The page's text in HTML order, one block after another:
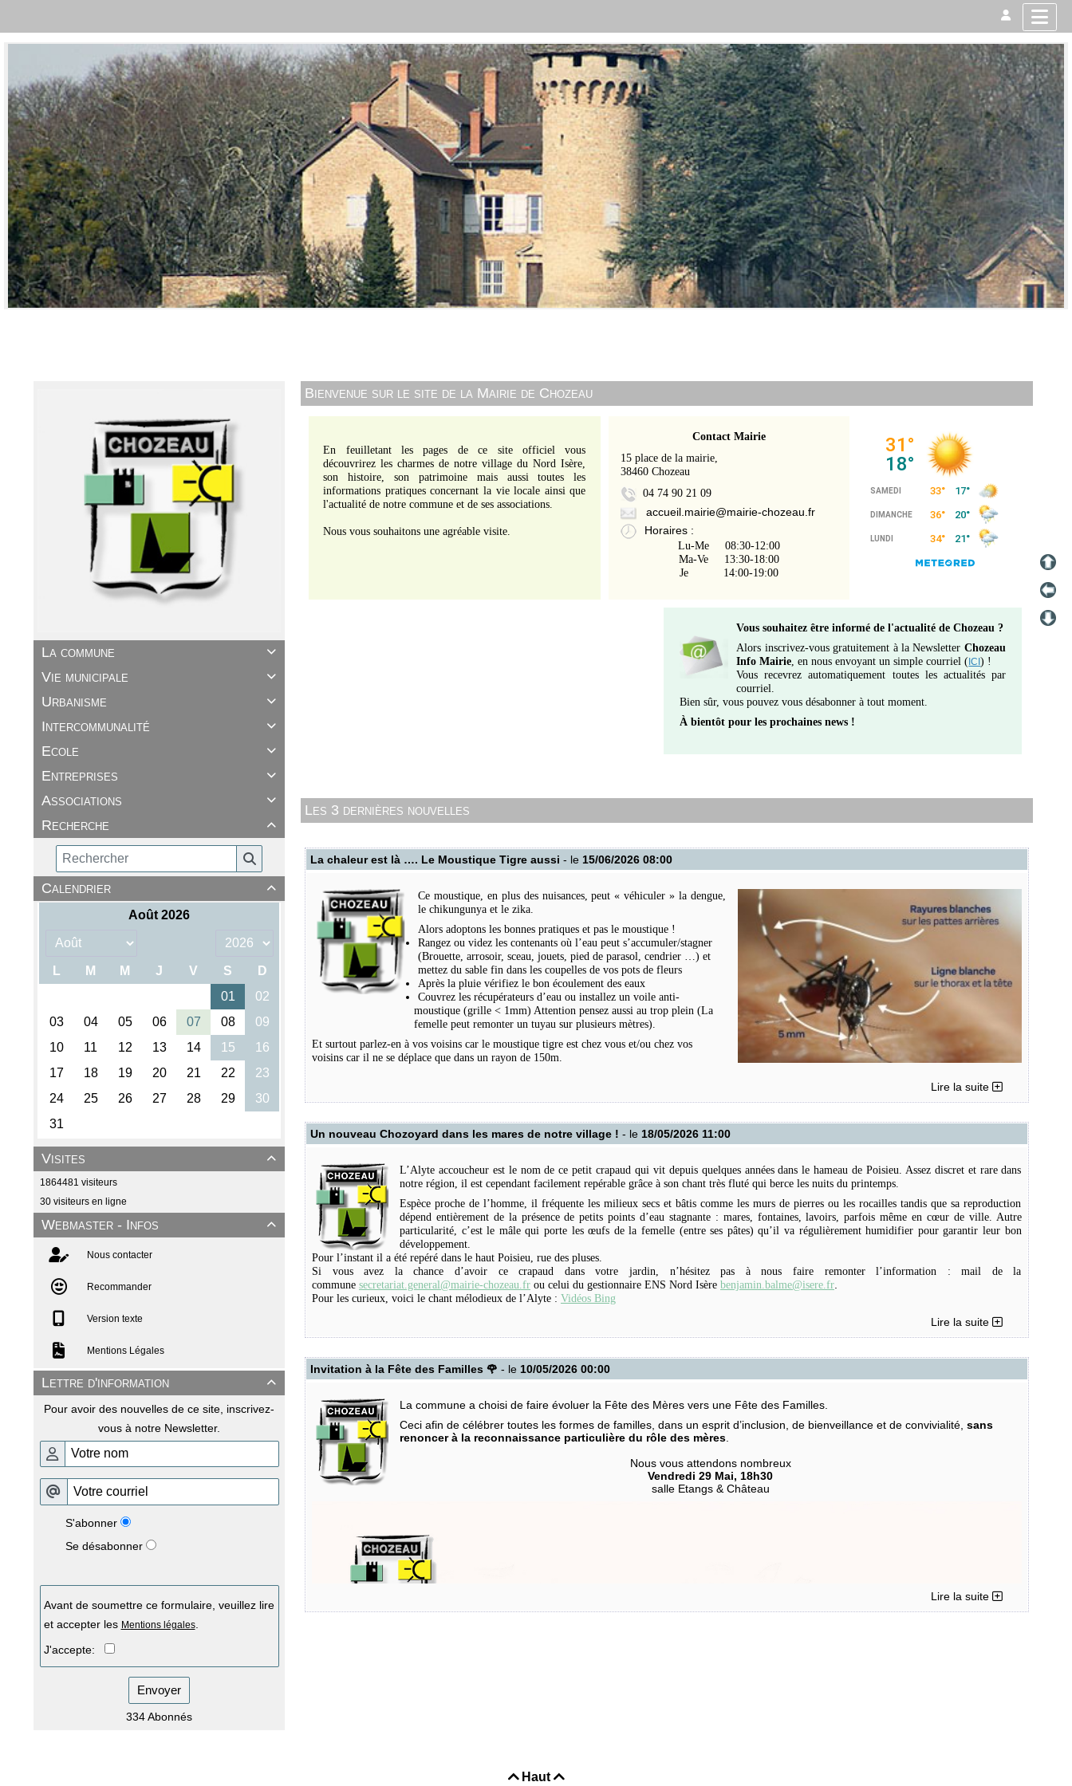

La commune

Vie municipale

Urbanisme

Intercommunalité

Ecole

Entreprises

Associations

Recherche

Calendrier

Visites
1864481 visiteurs
30 visiteurs en ligne

Webmaster - Infos
Nous contacter
Recommander
Version texte
Mentions Légales

Lettre d'information
Pour avoir des nouvelles de ce site, inscrivez-
vous à notre Newsletter.
S'abonner
Se désabonner
Avant de soumettre ce formulaire, veuillez lire
et accepter les Mentions légales.
J'accepte:
Envoyer
334 Abonnés
Bienvenue sur le site de la Mairie de Chozeau
En feuilletant les pages de ce site officiel vous
découvrirez les charmes de notre village du Nord Isère,
son histoire, son patrimoine mais aussi toutes les
informations pratiques concernant la vie locale ainsi que
l'actualité de notre commune et de ses associations.
Nous vous souhaitons une agréable visite.
Contact Mairie
15 place de la mairie,
38460 Chozeau
04 74 90 21 09
accueil.mairie@mairie-chozeau.fr
Horaires :
Lu-Me 08:30-12:00
Ma-Ve 13:30-18:00
Je 14:00-19:00
Vous souhaitez être informé de l'actualité de Chozeau ?
Alors inscrivez-vous gratuitement à la Newsletter Chozeau
Info Mairie, en nous envoyant un simple courriel ( ICI ) !
Vous recevrez automatiquement toutes les actualités par
courriel.
Bien sûr, vous pouvez vous désabonner à tout moment.
À bientôt pour les prochaines news !
Les 3 dernières nouvelles
La chaleur est là …. Le Moustique Tigre aussi - le 15/06/2026 08:00
Ce moustique, en plus des nuisances, peut « véhiculer » la dengue,
le chikungunya et le zika.
Alors adoptons les bonnes pratiques et pas le moustique !
Rangez ou videz les contenants où l’eau peut s’accumuler/stagner
(Brouette, arrosoir, sceau, jouets, pied de parasol, cendrier …) et
mettez du sable fin dans les coupelles de vos pots de fleurs
Après la pluie vérifiez le bon écoulement des eaux
Couvrez les récupérateurs d’eau ou installez un voile anti-
moustique (grille < 1mm) Attention pensez aussi au trop plein (La
femelle peut remonter un tuyau sur plusieurs mètres).
Et surtout parlez-en à vos voisins car le moustique tigre est chez vous et/ou chez vos
voisins car il ne se déplace que dans un rayon de 150m.
Les bracelets, les huiles essentielles, les ultrasons sont inefficaces.
Les spirales et les bougies ont une efficacité modérée et peuvent être toxique pour l’humain.
Le ventilateur et le marc de café consumé sont de bonnes solutions.
Lire la suite
Un nouveau Chozoyard dans les mares de notre village ! - le 18/05/2026 11:00
L’Alyte accoucheur est le nom de ce petit crapaud qui vit depuis quelques années dans le hameau de Poisieu. Assez discret et rare dans
notre région, il est cependant facilement repérable grâce à son chant très fluté qui berce les nuits du printemps.
Espèce proche de l’homme, il fréquente les milieux secs et bâtis comme les murs de pierres ou les rocailles tandis que sa reproduction
dépend entièrement de la présence de petits points d’eau stagnante : mares, fontaines, lavoirs, parfois même en cœur de ville. Autre
particularité, c’est le mâle qui porte les œufs de la femelle (entre ses pâtes) qu’il va régulièrement humidifier pour garantir leur bon
développement.
Pour l’instant il a été repéré dans le haut Poisieu, rue des pluses.
Si vous avez la chance d’avoir ce crapaud dans votre jardin, n’hésitez pas à nous faire remonter l’information : mail de la
commune secretariat.general@mairie-chozeau.fr ou celui du gestionnaire ENS Nord Isère benjamin.balme@isere.fr
Pour les curieux, voici le chant mélodieux de l’Alyte : Vidéos Bing
Lire la suite
Invitation à la Fête des Familles 🌹 - le 10/05/2026 00:00
La commune a choisi de faire évoluer la Fête des Mères vers une Fête des Familles.
Ceci afin de célébrer toutes les formes de familles, dans un esprit d’inclusion, de bienveillance et de convivialité, sans
renoncer à la reconnaissance particulière du rôle des mères
Nous vous attendons nombreux
Vendredi 29 Mai, 18h30
salle Etangs & Château
Lire la suite
Haut 